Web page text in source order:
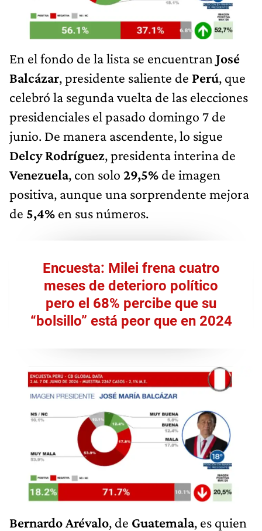
En el fondo de la lista se encuentran José
Balcázar, presidente saliente de Perú, que
celebró la segunda vuelta de las elecciones
presidenciales el pasado domingo 7 de
junio. De manera ascendente, lo sigue
Delcy Rodríguez, presidenta interina de
Venezuela, con solo 29,5% de imagen
positiva, aunque una sorprendente mejora
de 5,4% en sus números.
Encuesta: Milei frena cuatro
meses de deterioro político
pero el 68% percibe que su
“bolsillo” está peor que en 2024
Bernardo Arévalo, de Guatemala, es quien